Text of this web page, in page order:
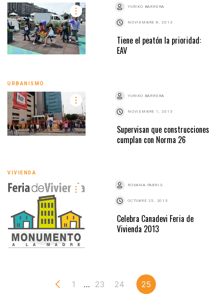
YURIKO BARRERA
NOVIEMBRE 8, 2013
Tiene el peatón la prioridad:
EAV
URBANISMO
YURIKO BARRERA
NOVIEMBRE 1, 2013
Supervisan que construcciones
cumplan con Norma 26
VIVIENDA
ROXANA FABRIS
OCTUBRE 25, 2013
Celebra Canadevi Feria de
Vivienda 2013
1 … 23 24 25